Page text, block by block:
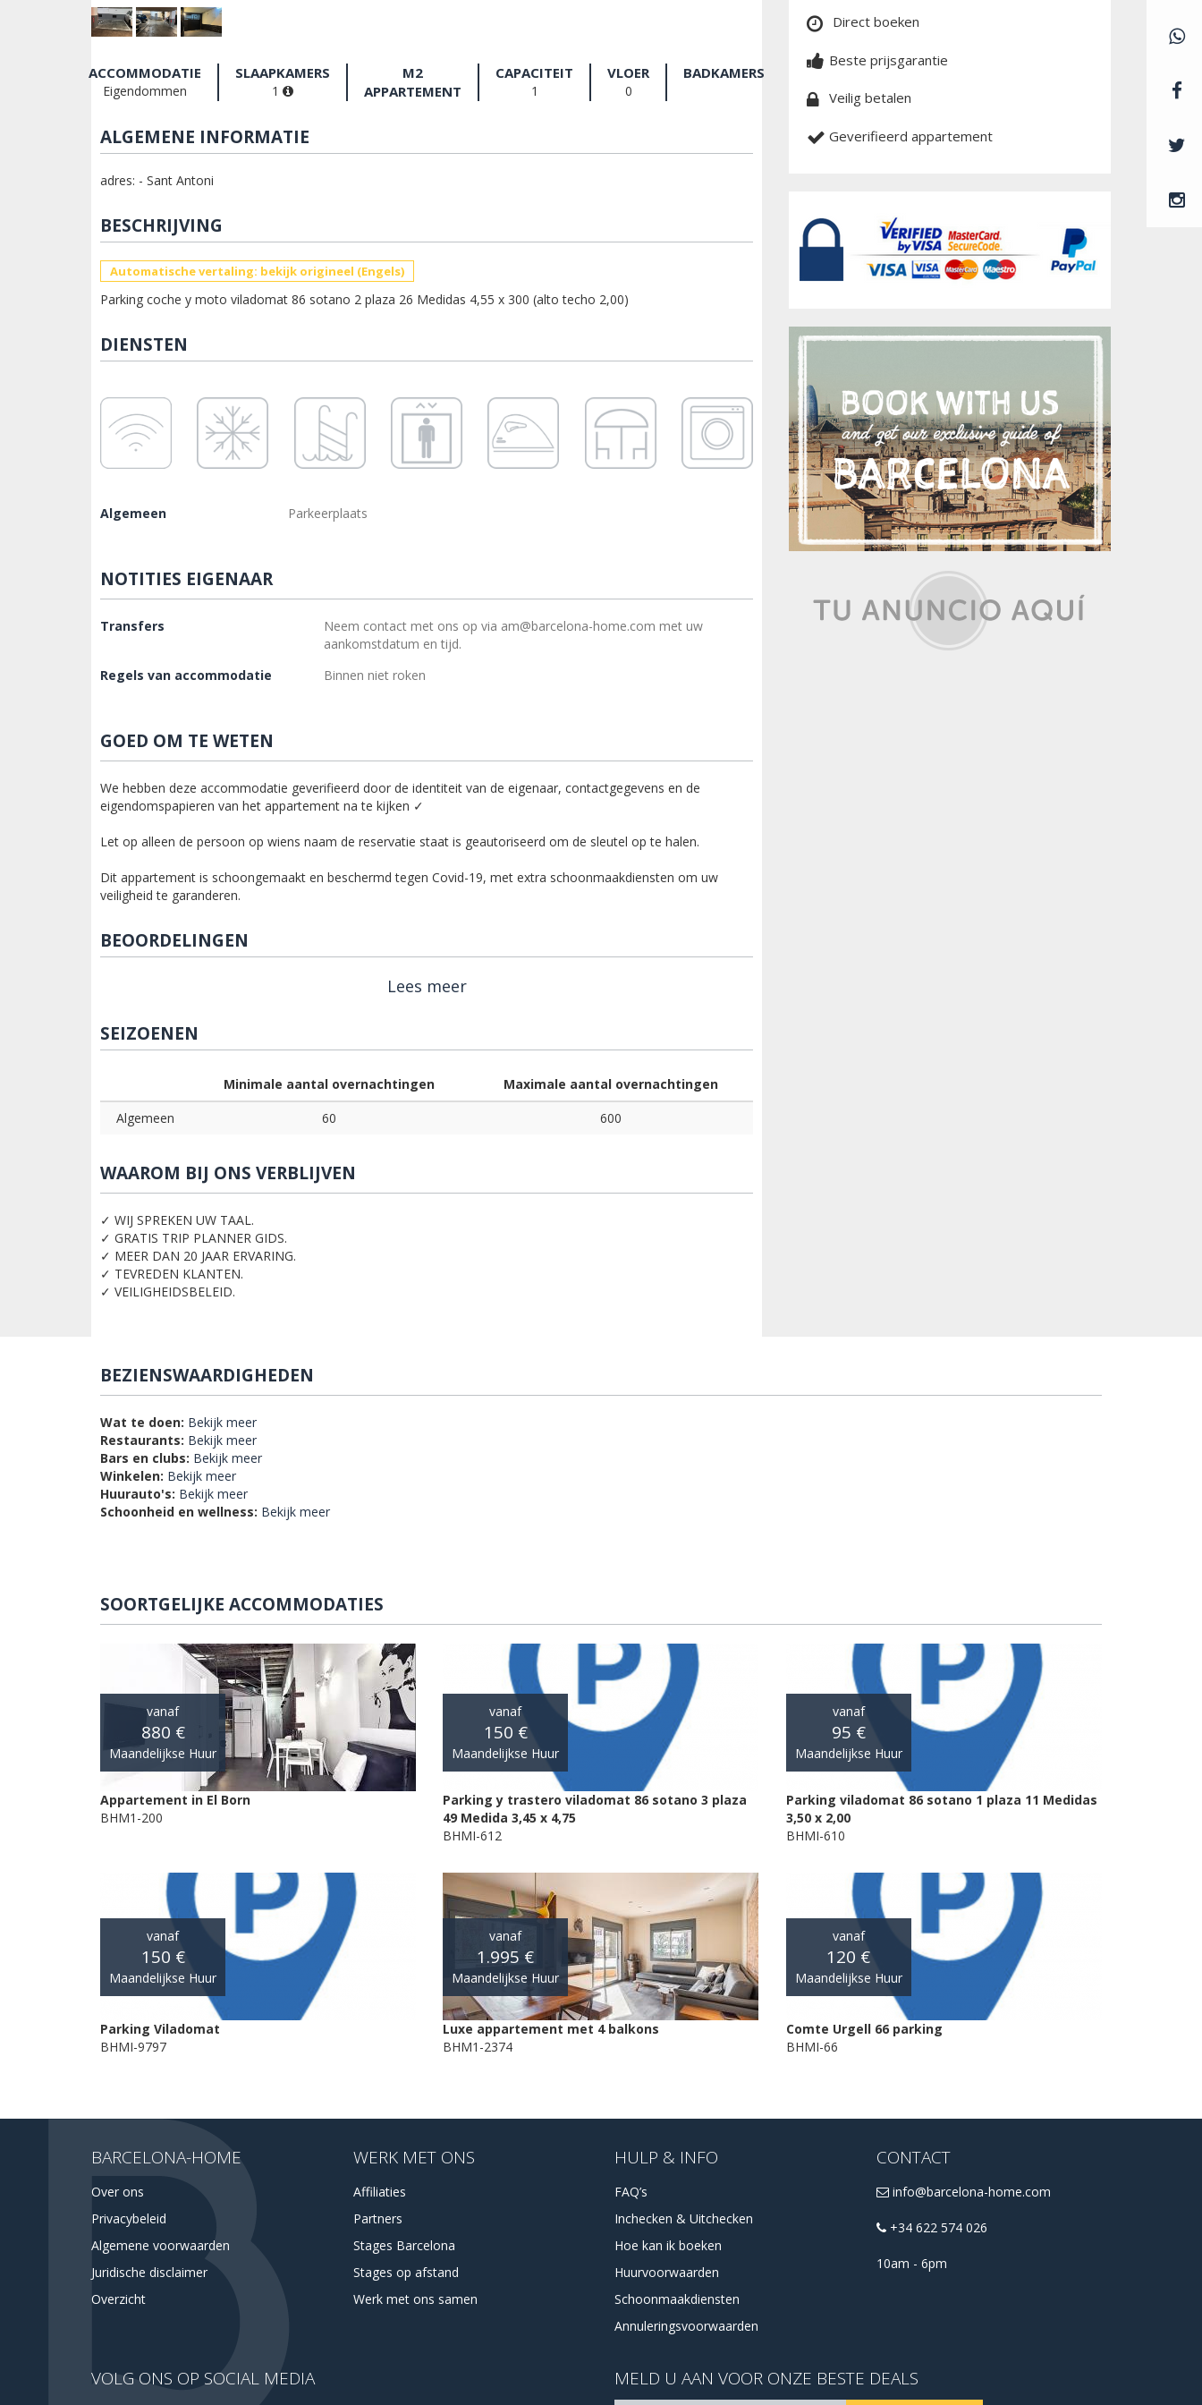
Direct boeken
Beste prijsgarantie
Veilig betalen
Geverifieerd appartement
ACCOMMODATIE
Eigendommen
SLAAPKAMERS
1
M2
APPARTEMENT
CAPACITEIT
1
VLOER
0
BADKAMERS
ALGEMENE INFORMATIE
adres: - Sant Antoni
BESCHRIJVING
Automatische vertaling: bekijk origineel (Engels)
Parking coche y moto viladomat 86 sotano 2 plaza 26 Medidas 4,55 x 300 (alto techo 2,00)
DIENSTEN
Algemeen Parkeerplaats
NOTITIES EIGENAAR
Transfers
Neem contact met ons op via am@barcelona-home.com met uw
aankomstdatum en tijd.
Regels van accommodatie
Binnen niet roken
GOED OM TE WETEN
We hebben deze accommodatie geverifieerd door de identiteit van de eigenaar, contactgegevens en de
eigendomspapieren van het appartement na te kijken ✓
Let op alleen de persoon op wiens naam de reservatie staat is geautoriseerd om de sleutel op te halen.
Dit appartement is schoongemaakt en beschermd tegen Covid-19, met extra schoonmaakdiensten om uw
veiligheid te garanderen.
BEOORDELINGEN
Lees meer
SEIZOENEN
Minimale aantal overnachtingen
Maximale aantal overnachtingen
Algemeen
60 600
WAAROM BIJ ONS VERBLIJVEN
✓ WIJ SPREKEN UW TAAL.
✓ GRATIS TRIP PLANNER GIDS.
✓ MEER DAN 20 JAAR ERVARING.
✓ TEVREDEN KLANTEN.
✓ VEILIGHEIDSBELEID.
BEZIENSWAARDIGHEDEN
Wat te doen: Bekijk meer
Restaurants: Bekijk meer
Bars en clubs: Bekijk meer
Winkelen: Bekijk meer
Huurauto's: Bekijk meer
Schoonheid en wellness: Bekijk meer
SOORTGELIJKE ACCOMMODATIES
vanaf
880 €
Maandelijkse Huur
Appartement in El Born
BHM1-200
vanaf
150 €
Maandelijkse Huur
Parking y trastero viladomat 86 sotano 3 plaza
49 Medida 3,45 x 4,75
BHMI-612
vanaf
95 €
Maandelijkse Huur
Parking viladomat 86 sotano 1 plaza 11 Medidas
3,50 x 2,00
BHMI-610
vanaf
150 €
Maandelijkse Huur
Parking Viladomat
BHMI-9797
vanaf
1.995 €
Maandelijkse Huur
Luxe appartement met 4 balkons
BHM1-2374
vanaf
120 €
Maandelijkse Huur
Comte Urgell 66 parking
BHMI-66
BARCELONA-HOME
Over ons
Privacybeleid
Algemene voorwaarden
Juridische disclaimer
Overzicht
WERK MET ONS
Affiliaties
Partners
Stages Barcelona
Stages op afstand
Werk met ons samen
HULP & INFO
FAQ’s
Inchecken & Uitchecken
Hoe kan ik boeken
Huurvoorwaarden
Schoonmaakdiensten
Annuleringsvoorwaarden
CONTACT
info@barcelona-home.com
+34 622 574 026
10am - 6pm
VOLG ONS OP SOCIAL MEDIA MELD U AAN VOOR ONZE BESTE DEALS